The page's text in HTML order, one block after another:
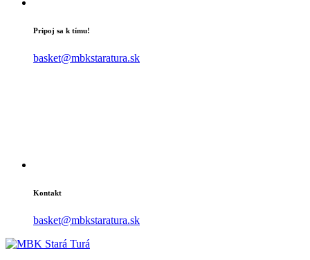
Pripoj sa k tímu!
basket@mbkstaratura.sk
Kontakt
basket@mbkstaratura.sk